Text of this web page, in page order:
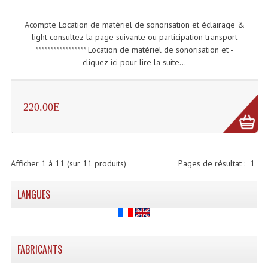
Divers Bricolage
Public-Adress
Enceintes Encastrables Ligne 100V 4-8 Ohm
Acompte Location de matériel de sonorisation et éclairage &
light consultez la page suivante ou participation transport
***************** Location de matériel de sonorisation et -
cliquez-ici pour lire la suite...
220.00E
Pages de résultat : 1
Afficher 1 à 11 (sur 11 produits)
LANGUES
FABRICANTS